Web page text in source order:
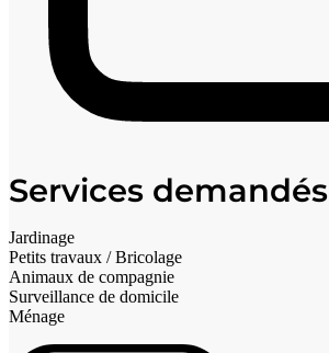
Services demandés
Jardinage
Petits travaux / Bricolage
Animaux de compagnie
Surveillance de domicile
Ménage